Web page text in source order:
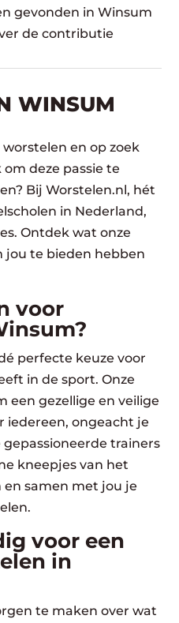
gevonden in Winsum
de contributie
WINSUM
en op zoek
deze passie te
Bij Worstelen.nl, hét
in Nederland,
Ontdek wat onze
jou te bieden hebben
voor
perfecte keuze voor
in de sport. Onze
een gezellige en veilige
iedereen, ongeacht je
trainers
kneepjes van het
samen met jou je
voor een
in
te maken over wat